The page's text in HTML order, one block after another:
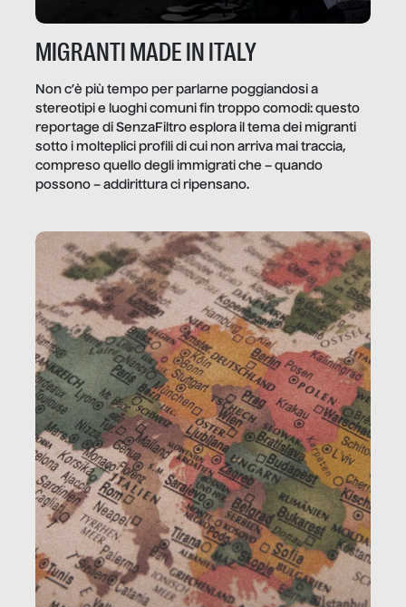
MIGRANTI MADE IN ITALY
Non c’è più tempo per parlarne poggiandosi a
stereotipi e luoghi comuni fin troppo comodi: questo
reportage di SenzaFiltro esplora il tema dei migranti
sotto i molteplici profili di cui non arriva mai traccia,
compreso quello degli immigrati che – quando
possono – addirittura ci ripensano.